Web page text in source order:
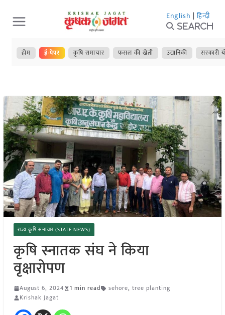
Skip
to
content
English | हिन्दी
Search
होम ई-पेपर कृषि समाचार फसल की खेती उद्यानिकी सरकारी
राज्य कृषि समाचार (STATE NEWS)
कृषि स्नातक संघ ने किया
वृक्षारोपण
August 6, 2024 1 min read sehore, tree planting
Krishak Jagat